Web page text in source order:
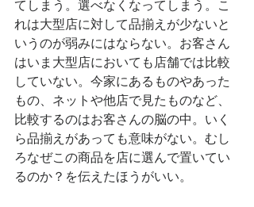
てしまう。選べなくなってしまう。こ
れは大型店に対して品揃えが少ないと
いうのが弱みにはならない。お客さん
はいま大型店においても店舗では比較
していない。今家にあるものやあった
もの、ネットや他店で見たものなど、
比較するのはお客さんの脳の中。いく
ら品揃えがあっても意味がない。むし
ろなぜこの商品を店に選んで置いてい
るのか？を伝えたほうがいい。